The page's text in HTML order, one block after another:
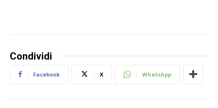
Condividi
Facebook X WhatsApp